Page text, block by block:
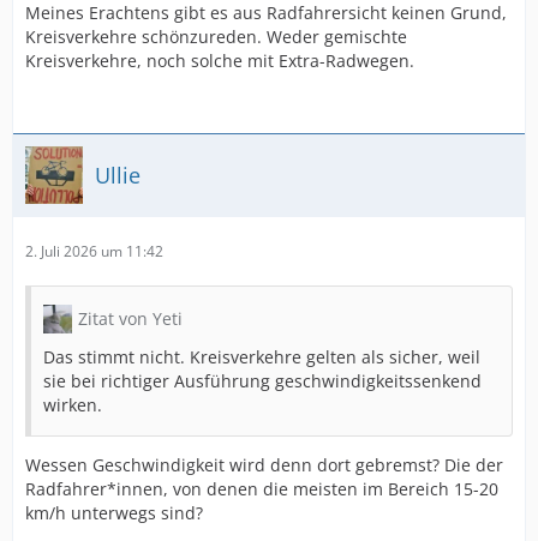
Meines Erachtens gibt es aus Radfahrersicht keinen Grund,
Kreisverkehre schönzureden. Weder gemischte
Kreisverkehre, noch solche mit Extra-Radwegen.
Ullie
2. Juli 2026 um 11:42
Zitat von Yeti
Das stimmt nicht. Kreisverkehre gelten als sicher, weil
sie bei richtiger Ausführung geschwindigkeitssenkend
wirken.
Wessen Geschwindigkeit wird denn dort gebremst? Die der
Radfahrer*innen, von denen die meisten im Bereich 15-20
km/h unterwegs sind?